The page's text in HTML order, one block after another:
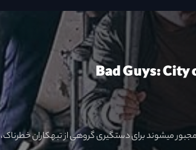
میشوند برای دستگیری گروهی از تبهکاران خطرناک،